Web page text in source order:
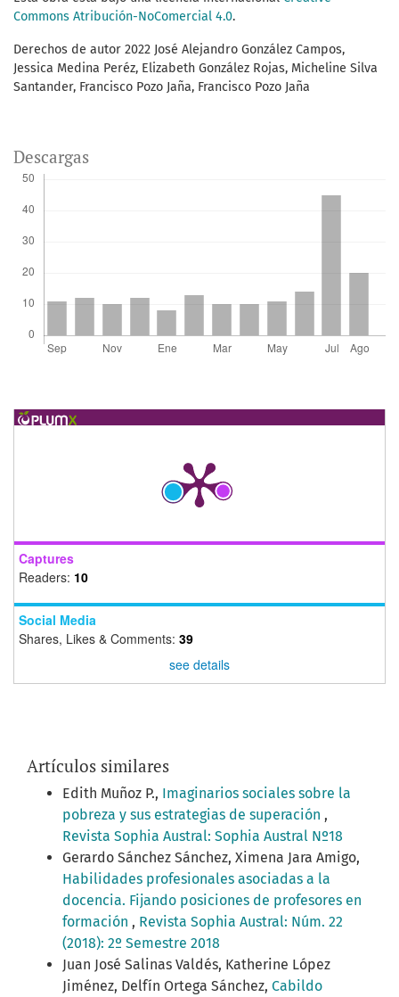
Commons Atribución-NoComercial 4.0.
Derechos de autor 2022 José Alejandro González Campos,
Jessica Medina Peréz, Elizabeth González Rojas, Micheline Silva
Santander, Francisco Pozo Jaña, Francisco Pozo Jaña
Descargas
Captures
Readers: 10
Social Media
Shares, Likes & Comments: 39
see details
Artículos similares
Edith Muñoz P., Imaginarios sociales sobre la
pobreza y sus estrategias de superación ,
Revista Sophia Austral: Sophia Austral Nº18
Gerardo Sánchez Sánchez, Ximena Jara Amigo,
Habilidades profesionales asociadas a la
docencia. Fijando posiciones de profesores en
formación , Revista Sophia Austral: Núm. 22
(2018): 2º Semestre 2018
Juan José Salinas Valdés, Katherine López
Jiménez, Delfín Ortega Sánchez, Cabildo